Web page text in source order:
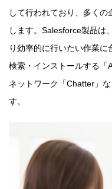
して行われており、多く
します。Salesforce製品は
り効率的に行いたい作業
検索・インストールする「
ネットワーク「Chatter」
す。